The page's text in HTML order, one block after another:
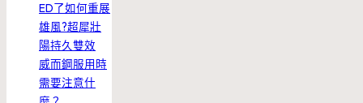
ED了如何重展
雄風?超犀壯
陽持久雙效
威而鋼服用時
需要注意什